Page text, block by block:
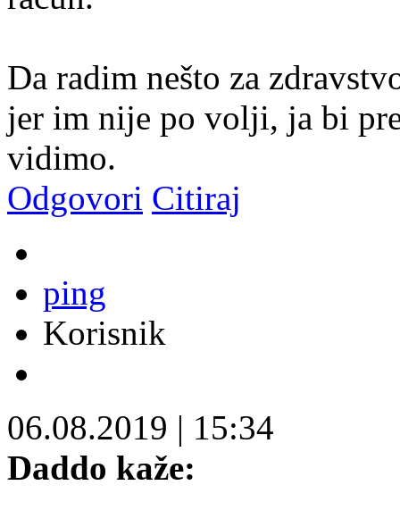
Da radim nešto za
jer im nije po volji, ja bi
vidimo.
Odgovori Citiraj
ping
Korisnik
06.08.2019 | 15:34
Daddo kaže: